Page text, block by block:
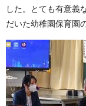
した。とても有意義
だいた幼稚園保育園